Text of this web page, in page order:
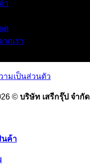
า
ด
กเรา
ามเป็นส่วนตัว
© บริษัท เสรีกรุ๊ป จำกัด
ค้า